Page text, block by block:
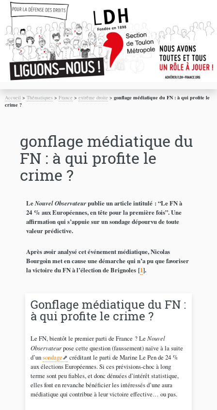
Accueil >Thématiques >France >extrême droite >gonflage médiatique du FN : à qui profite le
crime ?
gonflage médiatique du
FN : à qui profite le
crime ?
LeNouvel Observateurpublie un article intitulé : “Le FN à
24 % aux Européennes, en tête pour la première fois”. Une
affirmation qui s’appuie sur un sondage dépourvu de toute
valeur prédictive.
Après avoir analysé cet événement médiatique, Nicolas
Bourgoin met en cause une démarche qui n’a pu que favoriser
la victoire du FN à l’élection de Brignoles[1].
Gonflage médiatique du FN :
à qui profite le crime ?
Le FN, bientôt le premier parti de France ? Le Nouvel
Observateurpose cette question (faussement) naïve à la suite
d’unsondage
créditant le parti de Marine Le Pen de 24 %
aux élections Européennes. Si ces prévisions-choc à long
terme sont peu fiables, et donc dénuées d’intérêt statistique,
elles font en revanche bénéficier les intéressés d’une aura
médiatique qui contribue à leur victoire effective… ou pas.